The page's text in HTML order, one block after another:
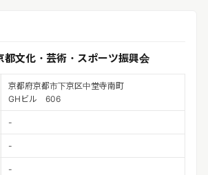
文化・芸術・スポーツ振興会
京都府京都市下京区中堂寺南町
GHビル 606
-
-
-